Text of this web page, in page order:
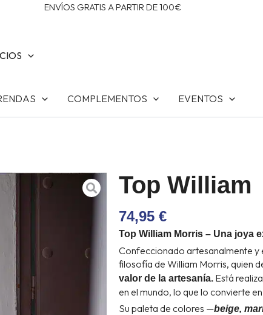
ENVÍOS GRATIS A PARTIR DE 100€
COMPLEMENTOS EVENTOS
Top William
74,95 €
Top William Morris – Una joya
Confeccionado artesanalmente y
filosofía de William Morris, quien
valor de la artesanía. Está
en el mundo, lo que lo convierte
Su paleta de colores —beige,